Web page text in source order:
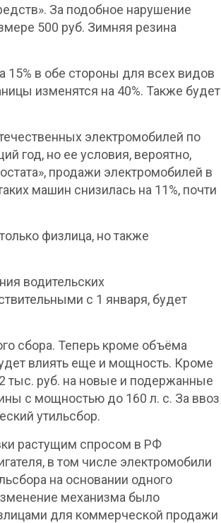
За подобное нарушение
500 руб. Зимняя резина
в обе стороны для всех видов
изменятся на 40%. Также будет
электромобилей по
год, но ее условия, вероятно,
продажи электромобилей в
машин снизилась на 11%, почти
физлица, но также
водительских
с 1 января, будет
сбора. Теперь кроме объёма
влиять еще и мощность. Кроме
тыс. руб. на новые и подержанные
с мощностью до 160 л. с. За ввоз
утильсбор.
растущим спросом в РФ
в том числе электромобили
на основании одного
механизма было
для коммерческой продажи